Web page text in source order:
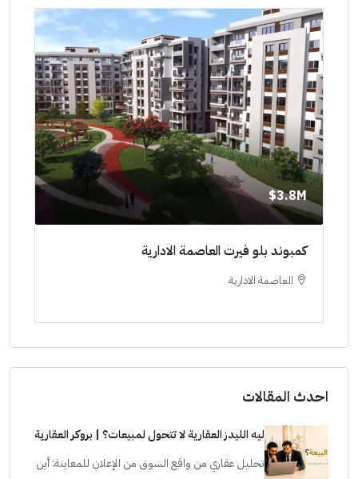
3.8M$
كمبوند بلو فيرت العاصمة الادارية
العاصمة الادارية
احدث المقالات
ليه الليدز العقارية لا تتحول لمبيعات؟ | بروكر العقارية
تحليل عقاري من واقع السوق من الإعلان للمعاينة: أين